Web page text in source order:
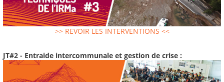
>> REVOIR LES INTERVENTIONS <<
JT#2 - Entraide intercommunale et gestion de crise :